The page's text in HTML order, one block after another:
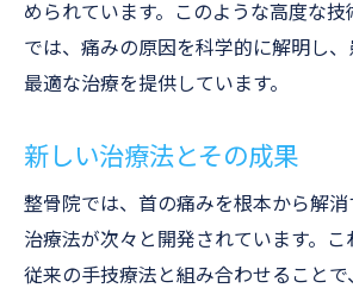
められています。このような高度な
では、痛みの原因を科学的に解明し
最適な治療を提供しています。
新しい治療法とその成果
整骨院では、首の痛みを根本から解
治療法が次々と開発されています。こ
従来の手技療法と組み合わせることで